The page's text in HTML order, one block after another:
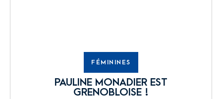
FÉMININES
PAULINE MONADIER EST
GRENOBLOISE !